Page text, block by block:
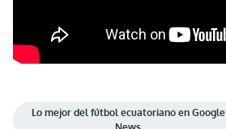
Lo mejor del fútbol ecuatoriano en Google